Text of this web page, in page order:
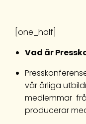
[one_half]
Vad är
vår årliga
medlemmar
producerar